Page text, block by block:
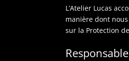
L’Atelier Lucas
manière dont
sur la Protection